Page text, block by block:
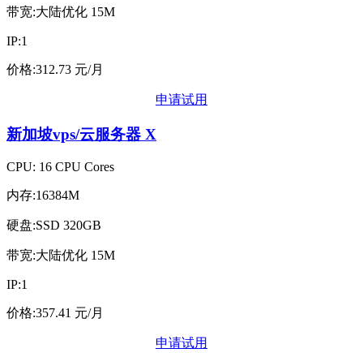
带宽:大陆优化 15M
IP:1
价格:312.73 元/月
申请试用
新加坡vps/云服务器 X
CPU: 16 CPU Cores
内存:16384M
硬盘:SSD 320GB
带宽:大陆优化 15M
IP:1
价格:357.41 元/月
申请试用